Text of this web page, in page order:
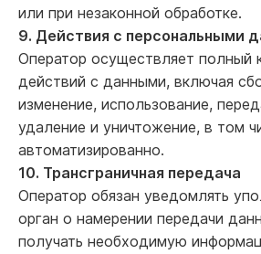
или при незаконной обработке.
9. Действия с персональными
Оператор осуществляет полный
действий с данными, включая
изменение, использование,
удаление и уничтожение, в том
автоматизированно.
10. Трансграничная передача
Оператор обязан уведомлять
орган о намерении передачи
получать необходимую